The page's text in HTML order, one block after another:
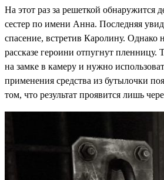
На этот раз за решеткой обнаружится
сестер по имени Анна. Последняя
спасение, встретив Каролину. Однако
рассказе героини отпугнут пленницу.
на замке в камеру и нужно
применения средства из бутылочки
том, что результат проявится лишь